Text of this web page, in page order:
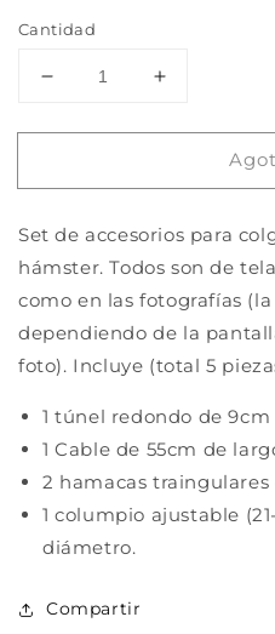
Cantidad
Reducir
para
de
de
accesorios
Aumentar
para
de
de
accesorios
para
hámster
Set de accesorios para
hámster. Todos son de
como en las fotografías
dependiendo de la
foto). Incluye (total 5
1 túnel redondo de
1 Cable de 55cm de
2 hamacas traingulares
1 columpio ajustable
diámetro.
Compartir